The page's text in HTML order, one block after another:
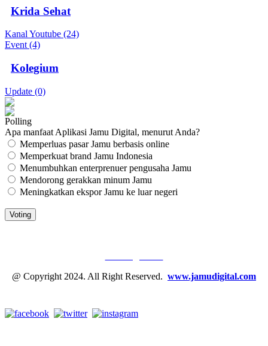
Krida Sehat
Kanal Youtube (24)
Event (4)
Kolegium
Update (0)
Polling
Apa manfaat Aplikasi Jamu Digital, menurut Anda?
Memperluas pasar Jamu berbasis online
Memperkuat brand Jamu Indonesia
Menumbuhkan enterprenuer pengusaha Jamu
Mendorong gerakkan minum Jamu
Meningkatkan ekspor Jamu ke luar negeri
@ Copyright 2024. All Right Reserved. www.jamudigital.com